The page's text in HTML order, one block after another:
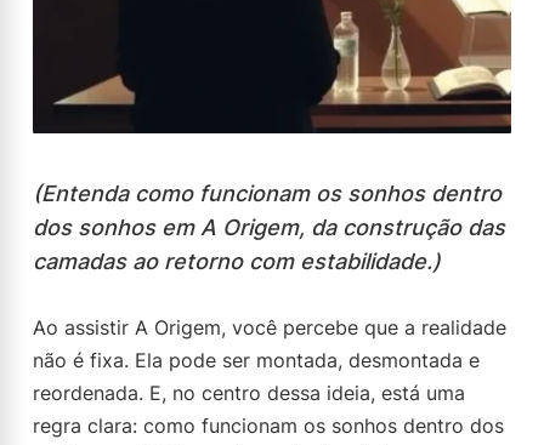
(Entenda como funcionam os sonhos dentro
dos sonhos em A Origem, da construção das
camadas ao retorno com estabilidade.)
Ao assistir A Origem, você percebe que a realidade
não é fixa. Ela pode ser montada, desmontada e
reordenada. E, no centro dessa ideia, está uma
regra clara: como funcionam os sonhos dentro dos